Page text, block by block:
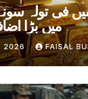
فی تولہ
میں بڑا
2026 FAISAL